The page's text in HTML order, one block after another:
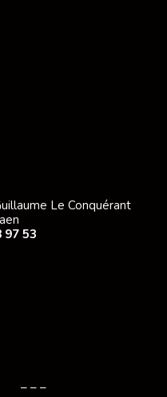
Le Conquérant
97 53
– – –